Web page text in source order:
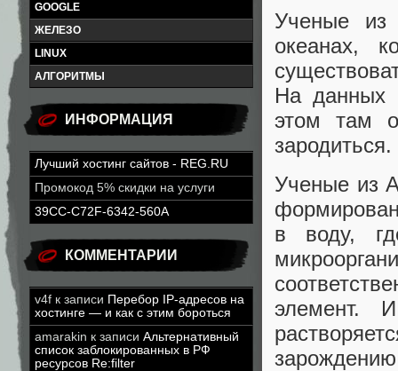
GOOGLE
ЖЕЛЕЗО
LINUX
АЛГОРИТМЫ
ИНФОРМАЦИЯ
Лучший хостинг сайтов - REG.RU
Промокод 5% скидки на услуги
39CC-C72F-6342-560A
КОММЕНТАРИИ
v4f к записи Перебор IP-адресов на
хостинге — и как с этим бороться
amarakin к записи Альтернативный
список заблокированных в РФ
ресурсов Re:filter
Ученые из
океанах,
На данных
этом там
зародиться.
Ученые из
в воду,
элемент.
зарождению